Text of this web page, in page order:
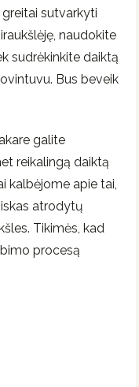
greitai sutvarkyti
naudokite
sudrėkinkite daiktą
Bus beveik
galite
reikalingą daiktą
kalbėjome apie tai,
atrodytų
Tikimės, kad
procesą